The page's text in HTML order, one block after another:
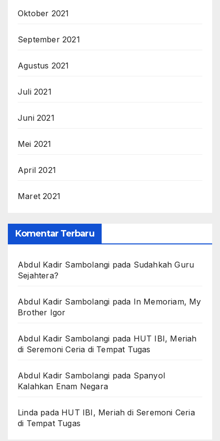
Oktober 2021
September 2021
Agustus 2021
Juli 2021
Juni 2021
Mei 2021
April 2021
Maret 2021
Komentar Terbaru
Abdul Kadir Sambolangi pada Sudahkah Guru
Sejahtera?
Abdul Kadir Sambolangi pada In Memoriam, My
Brother Igor
Abdul Kadir Sambolangi pada HUT IBI, Meriah
di Seremoni Ceria di Tempat Tugas
Abdul Kadir Sambolangi pada Spanyol
Kalahkan Enam Negara
Linda pada HUT IBI, Meriah di Seremoni Ceria
di Tempat Tugas